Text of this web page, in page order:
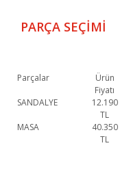
PARÇA SEÇIMI
Parçalar
Ürün
Fiyatı
SANDALYE
12.190
TL
MASA
40.350
TL